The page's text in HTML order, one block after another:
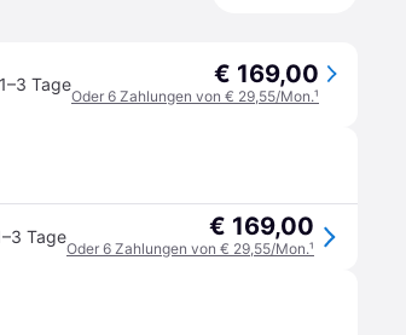
1–3 Tage € 169,00
Oder 6 Zahlungen von € 29,55/Mon.¹
Tage € 169,00
Oder 6 Zahlungen von € 29,55/Mon.¹